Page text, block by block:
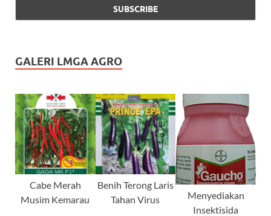
GALERI LMGA AGRO
Cabe Merah
Musim Kemarau
Benih Terong Laris
Tahan Virus
Menyediakan
Insektisida